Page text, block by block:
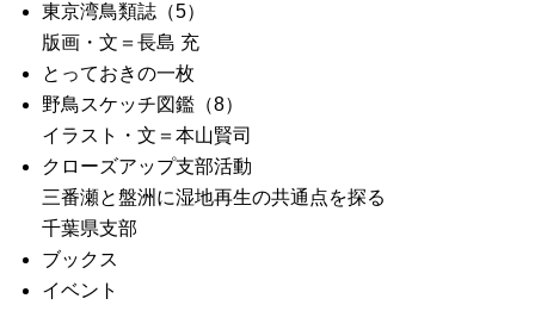
東京湾鳥類誌（5）
版画・文＝長島 充
とっておきの一枚
野鳥スケッチ図鑑（8）
イラスト・文＝本山賢司
クローズアップ支部活動
三番瀬と盤洲に湿地再生の共通点を探る
千葉県支部
ブックス
イベント